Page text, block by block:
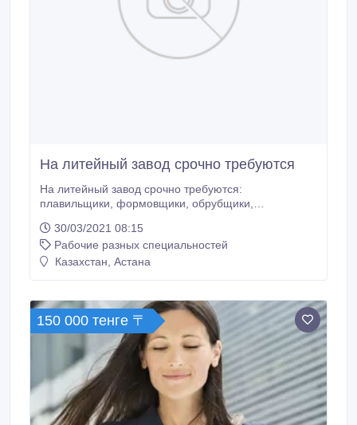
На литейный завод срочно требуются
На литейный завод срочно требуются:
плавильщики, формовщики, обрубщики,
производственных помещений..
30/03/2021 08:15
Рабочие разных специальностей
Казахстан, Астана
150 000 тенге 〒